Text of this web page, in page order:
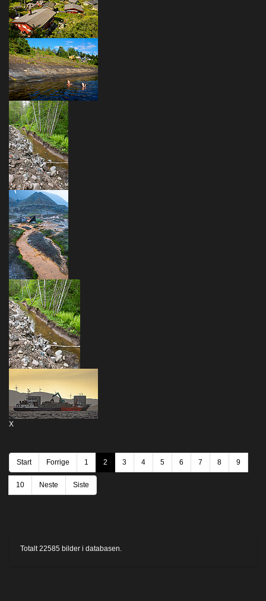
X
Start Forrige 1 2 3 4 5 6 7 8 9
10 Neste Siste
Totalt 22585 bilder i databasen.